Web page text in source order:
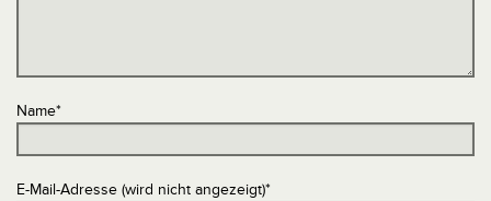
Name*
E-Mail-Adresse (wird nicht angezeigt)*